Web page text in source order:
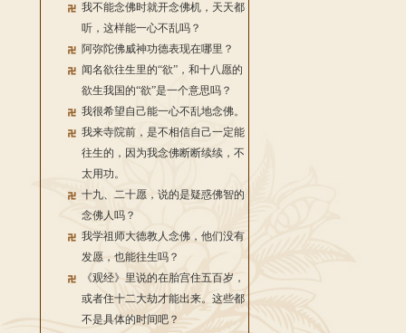
我不能念佛时就开念佛机，天天都
听，这样能一心不乱吗？
阿弥陀佛威神功德表现在哪里？
闻名欲往生里的“欲”，和十八愿的
欲生我国的“欲”是一个意思吗？
我很希望自己能一心不乱地念佛。
我来寺院前，是不相信自己一定能
往生的，因为我念佛断断续续，不
太用功。
十九、二十愿，说的是疑惑佛智的
念佛人吗？
我学祖师大德教人念佛，他们没有
发愿，也能往生吗？
《观经》里说的在胎宫住五百岁，
或者住十二大劫才能出来。这些都
不是具体的时间吧？